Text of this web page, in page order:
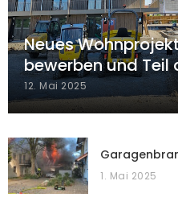
Neues
bewerben und
12. Mai 2025
1. Mai 2025